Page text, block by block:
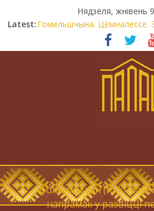
Нядзеля, жнівень
Latest:Гомельшчына. Цёмналессе.
Нічога не дарэмна.
беларуская палітычная
Запрашаем у інтравертнасць
… фолк-мадэрн (folk-
напрамак у развіцці